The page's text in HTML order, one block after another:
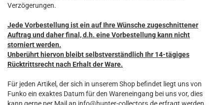
Verzögerungen.
Jede Vorbestellung ist ein auf Ihre Wünsche zugeschnittener
Auftrag und daher final, d.h. eine Vorbestellung kann nicht
storniert werden.
Unberührt hiervon bleibt selbstverständlich Ihr 14-tägiges
Rücktrittsrecht nach Erhalt der Ware.
Für jeden Artikel, der sich in unserem Shop befindet liegt uns von
Funko ein exaktes Datum für den Wareneingang bei uns vor, dies